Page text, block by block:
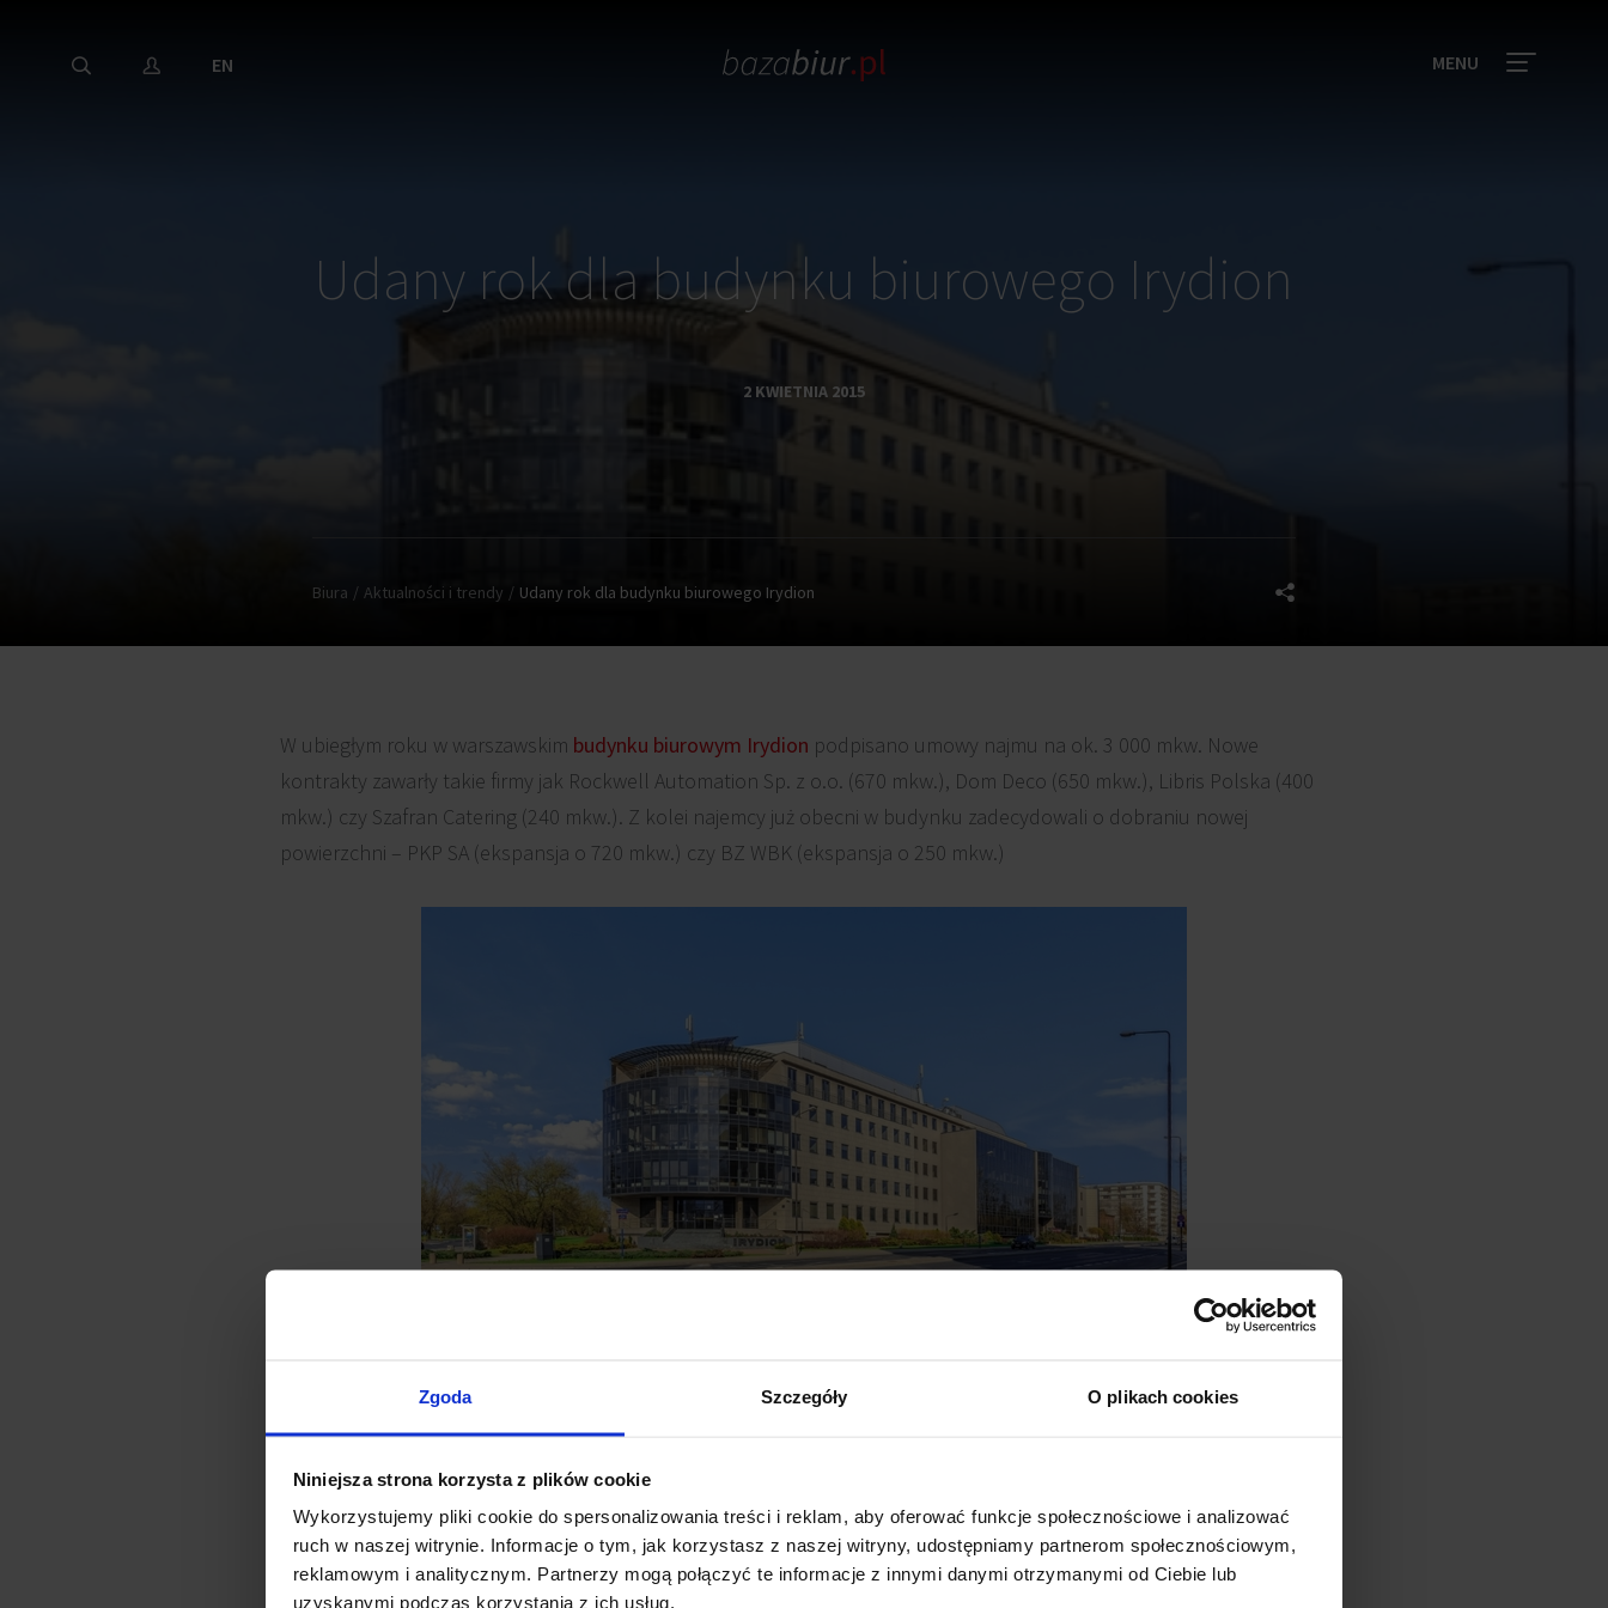
Zgoda Szczegóły O plikach cookies
Niniejsza strona korzysta z plików cookie
Wykorzystujemy pliki cookie do spersonalizowania treści i reklam, aby oferować funkcje społecznościowe i analizować
ruch w naszej witrynie. Informacje o tym, jak korzystasz z naszej witryny, udostępniamy partnerom społecznościowym,
reklamowym i analitycznym. Partnerzy mogą połączyć te informacje z innymi danymi otrzymanymi od Ciebie lub
uzyskanymi podczas korzystania z ich usług.
EN MENU
Udany rok dla budynku biurowego Irydion
2 KWIETNIA 2015
Biura Aktualności i trendy Udany rok dla budynku biurowego Irydion
W ubiegłym roku w warszawskim budynku biurowym Irydion podpisano umowy najmu na ok. 3 000 mkw. Nowe
kontrakty zawarły takie firmy jak Rockwell Automation Sp. z o.o. (670 mkw.), Dom Deco (650 mkw.), Libris Polska (400
mkw.) czy Szafran Catering (240 mkw.). Z kolei najemcy już obecni w budynku zadecydowali o dobraniu nowej
powierzchni – PKP SA (ekspansja o 720 mkw.) czy BZ WBK (ekspansja o 250 mkw.)
Marzena Zielonka, Starszy Konsultant w Dziale Wynajmu Powierzchni Biurowych JLL
, komentuje: „2014 był bardzo
dobrym rokiem dlabudynku biurowego Irydion
zaufaniem firm już w nim obecnych, które wraz z rozwojem struktur dobierają nową powierzchnię i przedłużają
dotychczasowe kontrakty. Zainteresowanie jest wynikiem kombinacji takich elementów jak atrakcyjne warunki
komercyjne, dobra reputacja, standard wykończenia czy dogodna lokalizacja”.